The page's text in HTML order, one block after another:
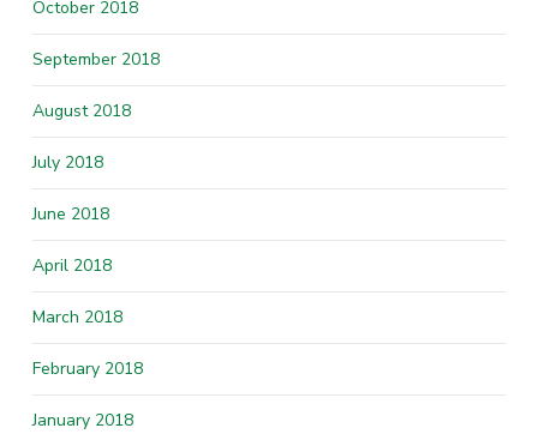
October 2018
September 2018
August 2018
July 2018
June 2018
April 2018
March 2018
February 2018
January 2018